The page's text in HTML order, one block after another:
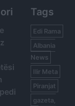
Tags
Edi Rama
Albania
News
Ilir Meta
Piranjat
gazeta,